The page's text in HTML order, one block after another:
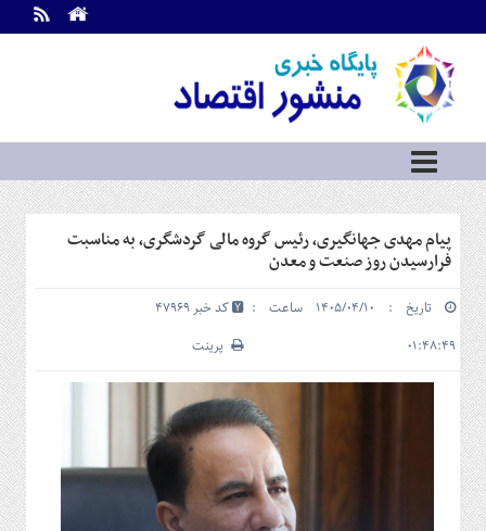
اطلاعات
تماس
ما
درباره
ما
سرویس
ها
خانه
سرمایه
و
بورس
و
شهری
گاز
و
پیام مهدی جهانگیری، رئیس گروه مالی گردشگری، به مناسبت
فرارسیدن روز صنعت و معدن
تاریخ : ۱۴۰۵/۰۴/۱۰ ساعت :
۰۱:۴۸:۴۹
کد خبر 47969
پرینت